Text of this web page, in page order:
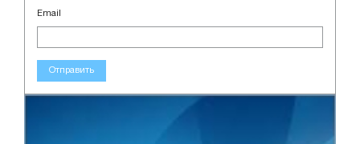
Email
Отправить